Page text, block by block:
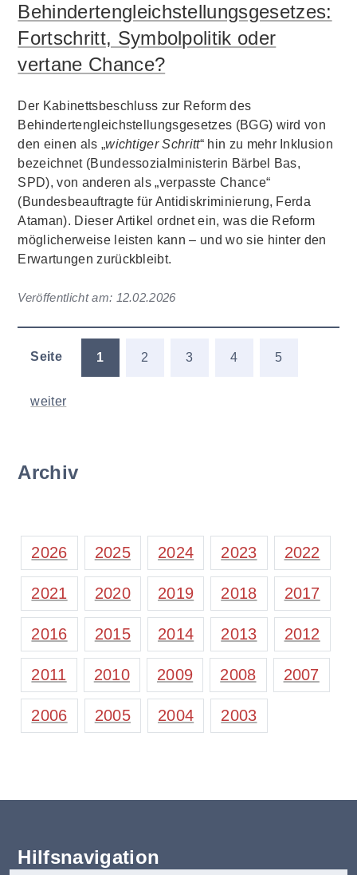
Behindertengleichstellungsgesetzes:
Fortschritt, Symbolpolitik oder
vertane Chance?
Der Kabinettsbeschluss zur Reform des
Behindertengleichstellungsgesetzes (BGG) wird von
den einen als „wichtiger Schritt“ hin zu mehr Inklusion
bezeichnet (Bundessozialministerin Bärbel Bas,
SPD), von anderen als „verpasste Chance“
(Bundesbeauftragte für Antidiskriminierung, Ferda
Ataman). Dieser Artikel ordnet ein, was die Reform
möglicherweise leisten kann – und wo sie hinter den
Erwartungen zurückbleibt.
Veröffentlicht am: 12.02.2026
Seite 1 2 3 4 5
weiter
Archiv
2026 2025 2024 2023 2022
2021 2020 2019 2018 2017
2016 2015 2014 2013 2012
2011 2010 2009 2008 2007
2006 2005 2004 2003
Hilfsnavigation